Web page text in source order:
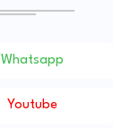
Whatsapp
Youtube